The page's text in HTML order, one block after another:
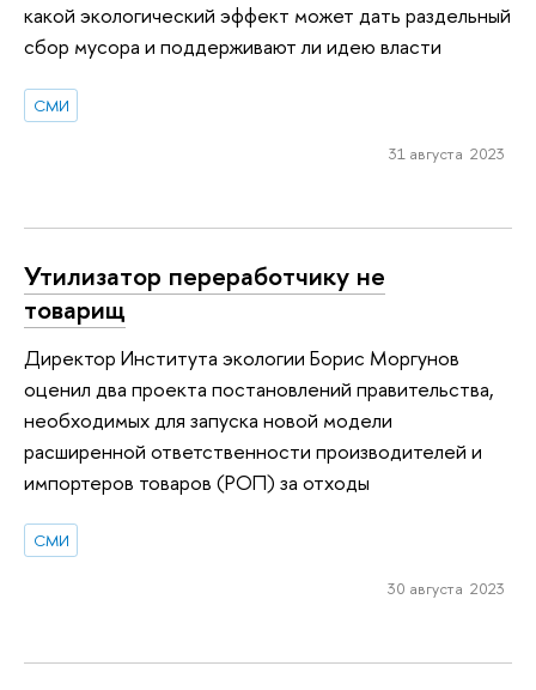
какой экологический эффект может дать раздельный
сбор мусора и поддерживают ли идею власти
СМИ
31 августа 2023
Утилизатор переработчику не
товарищ
Директор Института экологии Борис Моргунов
оценил два проекта постановлений правительства,
необходимых для запуска новой модели
расширенной ответственности производителей и
импортеров товаров (РОП) за отходы
СМИ
30 августа 2023